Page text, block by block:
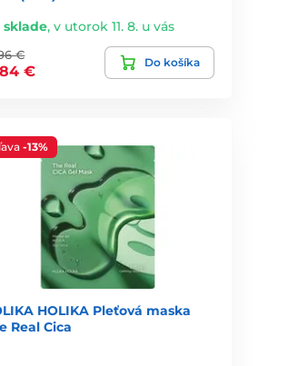
silné konzervanty.
sklade,v utorok 11. 8. u vás
€
€
Do košíka
-13%
HOLIKA Pleťová maska
Real Cica